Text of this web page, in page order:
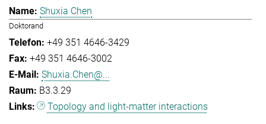
Shuxia Chen
Doktorand
+49 351 4646-3429
+49 351 4646-3002
Shuxia.Chen@...
B3.3.29
Topology and light-matter interactions